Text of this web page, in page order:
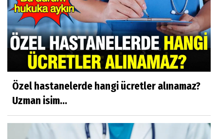
Özel hastanelerde hangi ücretler alınamaz?
Uzman isim...